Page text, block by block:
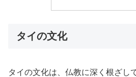
タイの文化
タイの文化は、仏教に深く根ざし